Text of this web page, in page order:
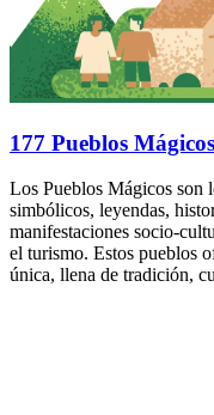
177 Pueblos
Los Pueblos Mágicos son
simbólicos, leyendas,
manifestaciones socio-
el turismo. Estos pueblos
única, llena de tradición,